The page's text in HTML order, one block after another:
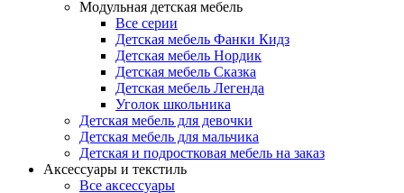
Модульная детская мебель
Все серии
Детская мебель Фанки Кидз
Детская мебель Нордик
Детская мебель Сказка
Детская мебель Легенда
Уголок школьника
Детская мебель для девочки
Детская мебель для мальчика
Детская и подростковая мебель на заказ
Аксессуары и текстиль
Все аксессуары